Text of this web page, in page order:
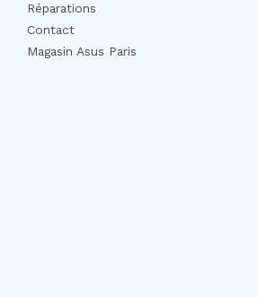
Réparations
Contact
Magasin Asus Paris